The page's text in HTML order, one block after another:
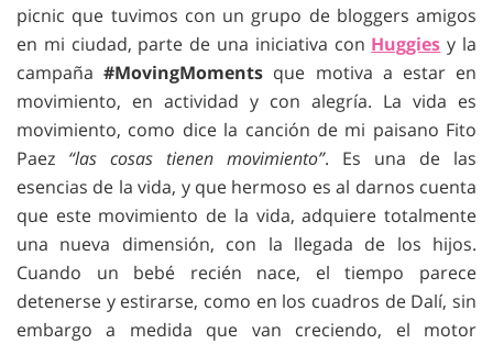
picnic que tuvimos con un grupo de bloggers amigos
en mi ciudad, parte de una iniciativa con Huggies y la
campaña#MovingMoments que motiva a estar en
movimiento, en actividad y con alegría. La vida es
movimiento, como dice la canción de mi paisano Fito
Paez “las cosas tienen movimiento”. Es una de las
esencias de la vida, y que hermoso es al darnos cuenta
que este movimiento de la vida, adquiere totalmente
una nueva dimensión, con la llegada de los hijos.
Cuando un bebé recién nace, el tiempo parece
detenerse y estirarse, como en los cuadros de Dalí, sin
embargo a medida que van creciendo, el motor